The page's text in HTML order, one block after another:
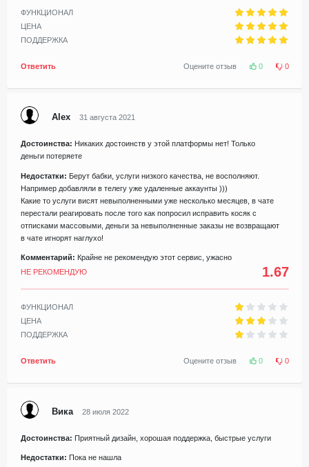
ФУНКЦИОНАЛ
ЦЕНА
ПОДДЕРЖКА
Ответить Оцените отзыв 0 0
Alex 31 августа 2021
Достоинства: Никаких достоинств у этой платформы нет! Только
деньги потеряете
Недостатки: Берут бабки, услуги низкого качества, не восполняют.
Например добавляли в телегу уже удаленные аккаунты )))
Какие то услуги висят невыполненными уже несколько месяцев, в чате
перестали реагировать после того как попросил исправить косяк с
отписками массовыми, деньги за невыполненные заказы не возвращают
в чате игнорят наглухо!
Комментарий: Крайне не рекомендую этот сервис, ужасно
НЕ РЕКОМЕНДУЮ
1.67
ФУНКЦИОНАЛ
ЦЕНА
ПОДДЕРЖКА
Ответить Оцените отзыв 0 0
Вика 28 июля 2022
Достоинства: Приятный дизайн, хорошая поддержка, быстрые услуги
Недостатки: Пока не нашла